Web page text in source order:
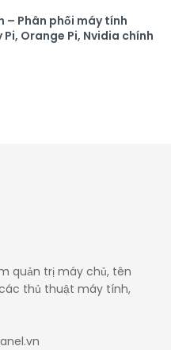
– Phân phối máy tính
Orange Pi, Nvidia chính
quản trị máy chủ, tên
thủ thuật máy tính,